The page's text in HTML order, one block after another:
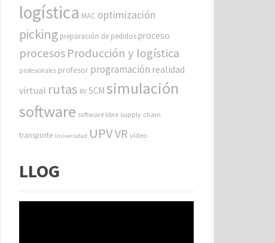
logística MAC optimización
picking preparación de pedidos proceso
procesosProducción y logística
profesionales profesor programación realidad
virtual rutas RV SCM simulación
software software libre supply chain
transporte Universidad UPVVR vídeo
LLOG